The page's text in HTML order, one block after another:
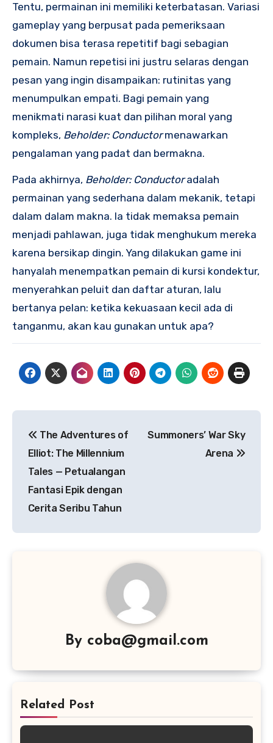
Tentu, permainan ini memiliki keterbatasan. Variasi
gameplay yang berpusat pada pemeriksaan
dokumen bisa terasa repetitif bagi sebagian
pemain. Namun repetisi ini justru selaras dengan
pesan yang ingin disampaikan: rutinitas yang
menumpulkan empati. Bagi pemain yang
menikmati narasi kuat dan pilihan moral yang
kompleks, Beholder: Conductormenawarkan
pengalaman yang padat dan bermakna.
Pada akhirnya, Beholder: Conductoradalah
permainan yang sederhana dalam mekanik, tetapi
dalam dalam makna. Ia tidak memaksa pemain
menjadi pahlawan, juga tidak menghukum mereka
karena bersikap dingin. Yang dilakukan game ini
hanyalah menempatkan pemain di kursi kondektur,
menyerahkan peluit dan daftar aturan, lalu
bertanya pelan: ketika kekuasaan kecil ada di
tanganmu, akan kau gunakan untuk apa?
pos
The Adventures of
Elliot: The Millennium
Tales — Petualangan
Fantasi Epik dengan
Cerita Seribu Tahun
Summoners’ War Sky
Arena
By coba@gmail.com
Related Post